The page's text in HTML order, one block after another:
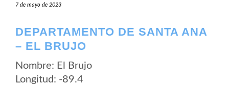
7 de mayo de 2023
DEPARTAMENTO DE SANTA ANA
– EL BRUJO
Nombre: El Brujo
Longitud: -89.4